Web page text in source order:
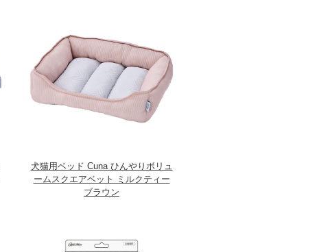
犬猫用ベッド Cuna ひんやりボリュ
ームスクエアベット ミルクティー
ブラウン